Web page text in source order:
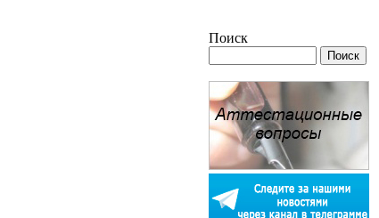
Поиск